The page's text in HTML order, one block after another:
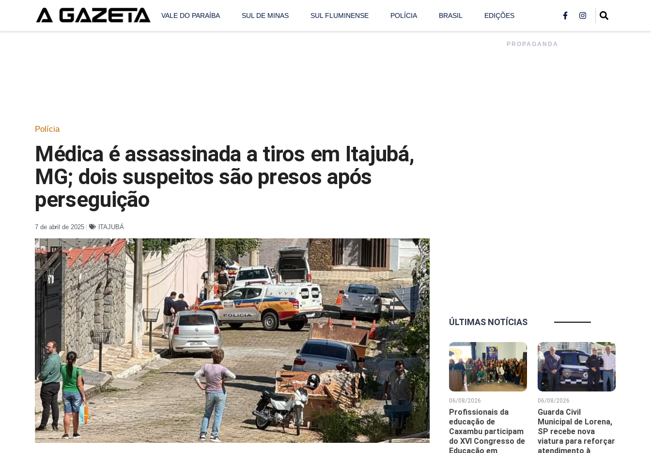
VALE DO PARAÍBA SUL DE MINAS SUL FLUMINENSE POLÍCIA BRASIL EDIÇÕES
Polícia
Médica é assassinada a tiros em Itajubá,
MG; dois suspeitos são presos após
perseguição
7 de abril de 2025 ITAJUBÁ
PROPAGANDA
ÚLTIMAS NOTÍCIAS
06/08/2026
Profissionais da
educação de
Caxambu participam
do XVI Congresso de
Educação em
06/08/2026
Guarda Civil
Municipal de Lorena,
SP recebe nova
viatura para reforçar
atendimento à